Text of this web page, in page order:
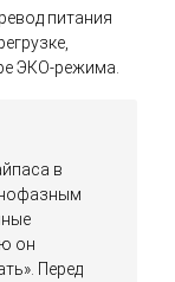
питания
ЭКО-режима.
в
он
Перед